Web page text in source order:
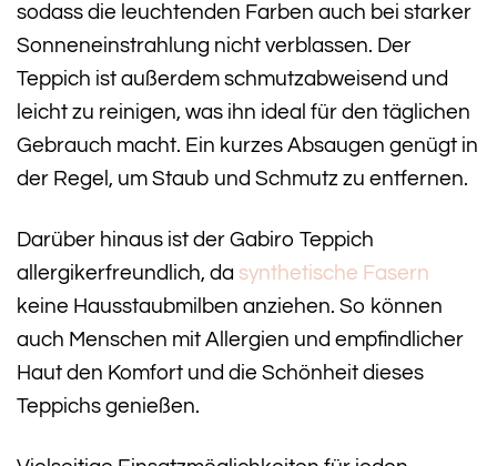
sodass die leuchtenden Farben auch bei starker
Sonneneinstrahlung nicht verblassen. Der
Teppich ist außerdem schmutzabweisend und
leicht zu reinigen, was ihn ideal für den täglichen
Gebrauch macht. Ein kurzes Absaugen genügt in
der Regel, um Staub und Schmutz zu entfernen.
Darüber hinaus ist der Gabiro Teppich
allergikerfreundlich, da synthetische Fasern
keine Hausstaubmilben anziehen. So können
auch Menschen mit Allergien und empfindlicher
Haut den Komfort und die Schönheit dieses
Teppichs genießen.